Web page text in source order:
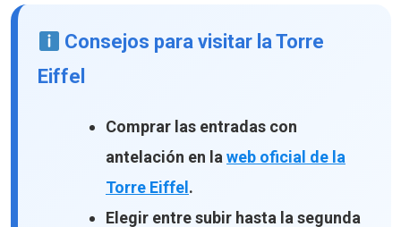
Consejos para visitar la Torre
Eiffel
Comprar las entradas con
antelación en laweb oficial de la
Torre Eiffel .
Elegir entre subir hasta la segunda